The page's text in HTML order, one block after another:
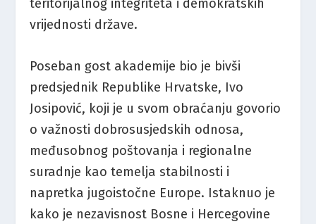
teritorijalnog integriteta i demokratskih
vrijednosti države.
Poseban gost akademije bio je bivši
predsjednik Republike Hrvatske, Ivo
Josipović, koji je u svom obraćanju govorio
o važnosti dobrosusjedskih odnosa,
međusobnog poštovanja i regionalne
suradnje kao temelja stabilnosti i
napretka jugoistočne Europe. Istaknuo je
kako je nezavisnost Bosne i Hercegovine